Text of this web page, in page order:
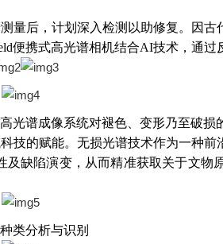
后，计划深入检测以助修复。因古
携式高光谱相机结合AI技术，通过
光谱成像系统对褪色、变形乃至破损
的赋能。无损光谱技术作为一种
缺陷演变，从而精准获取关于文
类分析与识别